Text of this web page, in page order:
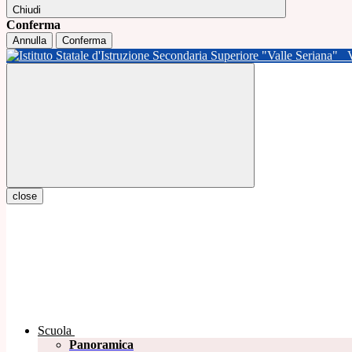
Chiudi
Conferma
Annulla Conferma
close
Scuola
Panoramica